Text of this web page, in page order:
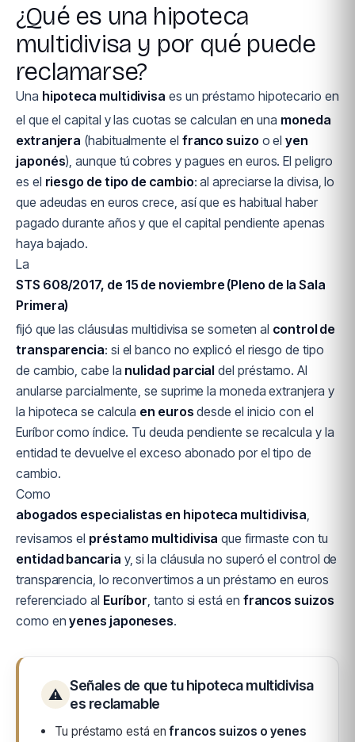
¿Qué es una hipoteca
multidivisa y por qué puede
reclamarse?
Una hipoteca multidivisa es un préstamo hipotecario en
el que el capital y las cuotas se calculan en una moneda
extranjera (habitualmente el franco suizo o elyen
japonés), aunque tú cobres y pagues en euros. El peligro
es el riesgo de tipo de cambio: al apreciarse la divisa, lo
que adeudas en euros crece, así que es habitual haber
pagado durante años y que el capital pendiente apenas
haya bajado.
La
STS 608/2017, de 15 de noviembre (Pleno de la Sala
Primera)
fijó que las cláusulas multidivisa se someten al control de
transparencia: si el banco no explicó el riesgo de tipo
de cambio, cabe la nulidad parcial del préstamo. Al
anularse parcialmente, se suprime la moneda extranjera y
la hipoteca se calcula en euros desde el inicio con el
Euríbor como índice. Tu deuda pendiente se recalcula y la
entidad te devuelve el exceso abonado por el tipo de
cambio.
Como
abogados especialistas en hipoteca multidivisa,
revisamos el préstamo multidivisa que firmaste con tu
entidad bancaria y, si la cláusula no superó el control de
transparencia, lo reconvertimos a un préstamo en euros
referenciado al Euríbor, tanto si está en francos suizos
como enyenes japoneses.
⚠
Señales de que tu hipoteca multidivisa
es reclamable
Tu préstamo está enfrancos suizos o yenes